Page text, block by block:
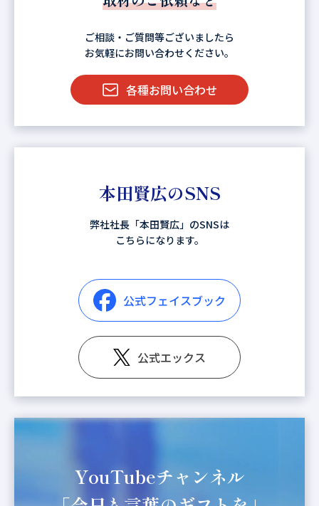
ご相談・ご質問等ございましたら
お気軽にお問い合わせください。
各種お問い合わせ
本田賢広のSNS
弊社社長「本田賢広」のSNSは
こちらになります。
公式フェイスブック
公式エックス
YouTubeチャンネル